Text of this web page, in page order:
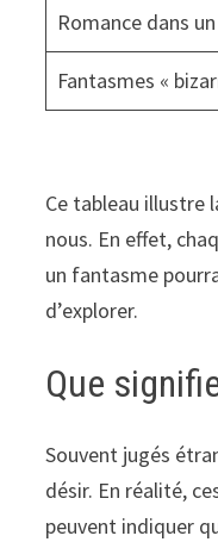
Romance dans
Fantasmes «
Ce tableau illustre
nous. En effet,
un fantasme
d’explorer.
Que
Souvent jugés
désir. En réalité,
peuvent indiquer